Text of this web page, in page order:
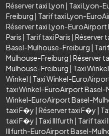
Réserver taxi Lyon | Taxi Lyon-
Freiburg | Tarif taxi Lyon-
Réserver taxi Lyon-
Paris | Tarif taxi Paris | Réserver
Basel-Mulhouse-Freiburg |
Mulhouse-Freiburg | Réserver
Mulhouse-Freiburg | Taxi Winkel
Winkel | Taxi Winkel-
taxi Winkel-EuroAirport Basel-
Winkel-EuroAirport Basel-
taxi F�y | Réserver taxi F�y |
taxi F�y | Taxi Illfurth | Tarif taxi
Illfurth-EuroAirport Basel-